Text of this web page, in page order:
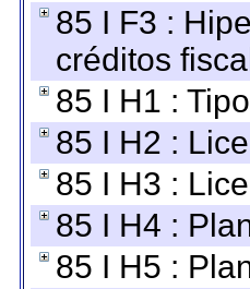
85 I F3 :
créditos
85 I H1 :
85 I H2 :
85 I H3 :
85 I H4 :
85 I H5 :